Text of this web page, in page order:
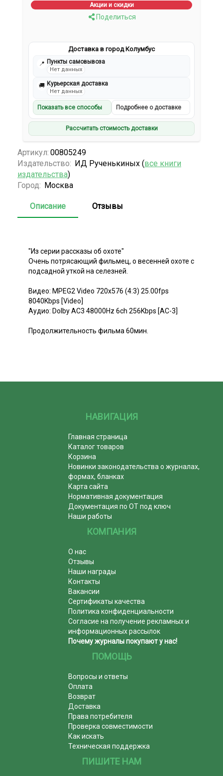
Акции и скидки
Поделиться
Доставка в город Колумбус
📍 Пункты самовывоза
Нет данных
🚚 Курьерская доставка
Нет данных
Показать все способы Подробнее о доставке
Рассчитать стоимость доставки
Артикул: 00805249
Издательство: ИД Рученькиных (все книги
издательства)
Город: Москва
Описание Отзывы
"Из серии рассказы об охоте"
Очень потрясающий фильмец, о весенней охоте с
подсадной уткой на селезней.
Видео: MPEG2 Video 720x576 (4:3) 25.00fps
8040Kbps [Video]
Аудио: Dolby AC3 48000Hz 6ch 256Kbps [AC-3]
Продолжительность фильма 60мин.
НАВИГАЦИЯ
Главная страница
Каталог товаров
Корзина
Новинки законодательства о журналах,
формах, бланках
Карта сайта
Нормативная документация
Документация по ОТ под ключ
Наши работы
КОМПАНИЯ
О нас
Отзывы
Наши награды
Контакты
Вакансии
Сертификаты качества
Политика конфиденциальности
Согласие на получение рекламных и
информационных рассылок
Почему журналы покупают у нас!
ПОМОЩЬ
Вопросы и ответы
Оплата
Возврат
Доставка
Права потребителя
Проверка совместимости
Как искать
Техническая поддержка
ПИШИТЕ НАМ